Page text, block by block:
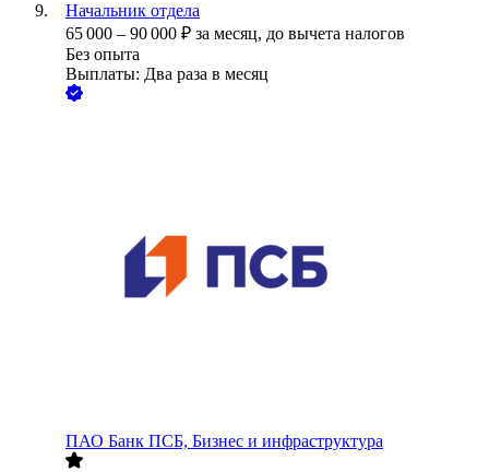
Начальник отдела
65 000 – 90 000 ₽ за месяц, до вычета налогов
Без опыта
Выплаты: Два раза в месяц
ПАО Банк ПСБ, Бизнес и инфраструктура